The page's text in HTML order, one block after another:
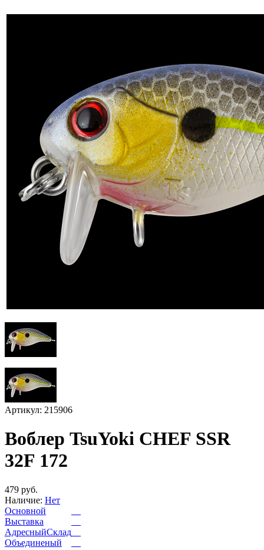
Артикул: 215906
Воблер TsuYoki CHEF SSR
32F 172
479 руб.
Наличие: Нет
Основной
Выставка
АдресныйСклад
Объединеный